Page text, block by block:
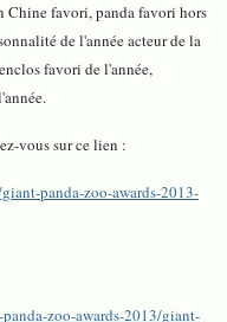
Chine favori, panda favori hors
de l'année acteur de la
favori de l'année,
vous sur ce lien :
panda-zoo-awards-2013-
zoo-awards-2013/giant-